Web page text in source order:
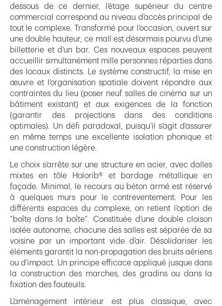
dessous de ce dernier, l’étage supérieur du centre
commercial correspond au niveau d’accès principal de
tout le complexe. Transformé pour l’occasion, ouvert sur
une double hauteur, ce mall est désormais pourvu d’une
billetterie et d’un bar. Ces nouveaux espaces peuvent
accueillir simultanément mille personnes réparties dans
des locaux distincts. Le système constructif, la mise en
œuvre et l’organisation spatiale doivent répondre aux
contraintes du lieu (poser neuf salles de cinéma sur un
bâtiment existant) et aux exigences de la fonction
(garantir des projections dans des conditions
optimales). Un défi paradoxal, puisqu’il s’agit d’assurer
en même temps une excellente isolation phonique et
une construction légère.
Le choix s’arrête sur une structure en acier, avec dalles
mixtes en tôle Holorib® et bardage métallique en
façade. Minimal, le recours au béton armé est réservé
à quelques murs pour le contreventement. Pour les
différents espaces du complexe, on retient l’option de
“boîte dans la boîte”. Constituée d’une double cloison
isolée autonome, chacune des salles est séparée de sa
voisine par un important vide d’air. Désolidariser les
éléments garantit la non-propagation des bruits aériens
ou d’impact. Un principe efficace appliqué jusque dans
la construction des marches, des gradins ou dans la
fixation des fauteuils.
L’aménagement intérieur est plus classique, avec